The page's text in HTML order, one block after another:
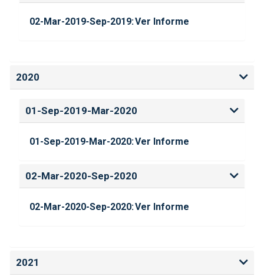
02-Mar-2019-Sep-2019:Ver Informe
2020
01-Sep-2019-Mar-2020
01-Sep-2019-Mar-2020:Ver Informe
02-Mar-2020-Sep-2020
02-Mar-2020-Sep-2020:Ver Informe
2021